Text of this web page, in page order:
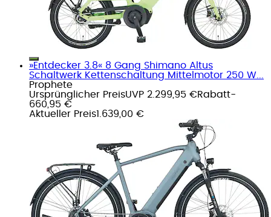
»Entdecker 3.8« 8 Gang Shimano Altus
Schaltwerk Kettenschaltung Mittelmotor 250 W...
Prophete
Ursprünglicher PreisUVP 2.299,95 €Rabatt-
660,95 €
Aktueller Preis1.639,00 €